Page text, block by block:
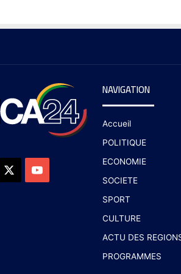
NAVIGATION
Accueil
POLITIQUE
ECONOMIE
SOCIETE
SPORT
CULTURE
ACTU DES
PROGRAMMES